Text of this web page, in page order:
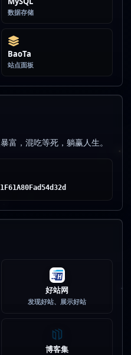
数据存储
BaoTa
站点面板
富，混吃等死，躺赢人生。
好站网
发现好站、展示好站
博客集